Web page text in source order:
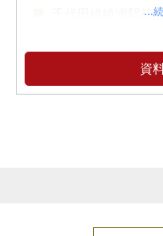
千代田線綾瀬駅徒
大規模制震タワー
...
資